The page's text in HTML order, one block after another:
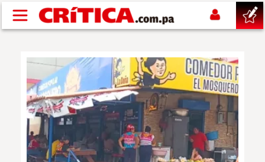
Pasar al contenido principal
SUCESOS
NACIONAL
POLÍTICA